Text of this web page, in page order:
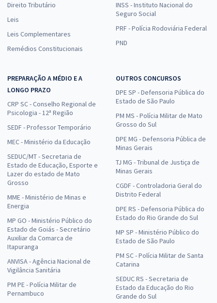
Direito Tributário
Leis
Leis Complementares
Remédios Constitucionais
INSS - Instituto Nacional do
Seguro Social
PRF - Polícia Rodoviária Federal
PND
PREPARAÇÃO A MÉDIO E A
LONGO PRAZO
CRP SC - Conselho Regional de
Psicologia - 12ª Região
SEDF - Professor Temporário
MEC - Ministério da Educação
SEDUC/MT - Secretaria de
Estado de Educação, Esporte e
Lazer do estado de Mato
Grosso
MME - Ministério de Minas e
Energia
MP GO - Ministério Público do
Estado de Goiás - Secretário
Auxiliar da Comarca de
Itapuranga
ANVISA - Agência Nacional de
Vigilância Sanitária
PM PE - Polícia Militar de
Pernambuco
OUTROS CONCURSOS
DPE SP - Defensoria Pública do
Estado de São Paulo
PM MS - Polícia Militar de Mato
Grosso do Sul
DPE MG - Defensoria Pública de
Minas Gerais
TJ MG - Tribunal de Justiça de
Minas Gerais
CGDF - Controladoria Geral do
Distrito Federal
DPE RS - Defensoria Pública do
Estado do Rio Grande do Sul
MP SP - Ministério Público do
Estado de São Paulo
PM SC - Polícia Militar de Santa
Catarina
SEDUC RS - Secretaria de
Estado da Educação do Rio
Grande do Sul